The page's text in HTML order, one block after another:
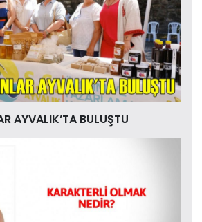
AYVALIK’TA BULUŞTU